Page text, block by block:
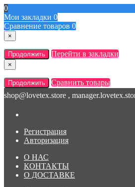
0
Мои закладки 0
Сравнение товаров 0
×
Продолжить Перейти в закладки
×
Продолжить
Сравнить товары
shop@lovetex.store ,
Регистрация
Авторизация
О НАС
КОНТАКТЫ
О ДОСТАВКЕ